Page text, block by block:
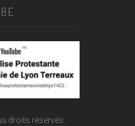
droits réservés.